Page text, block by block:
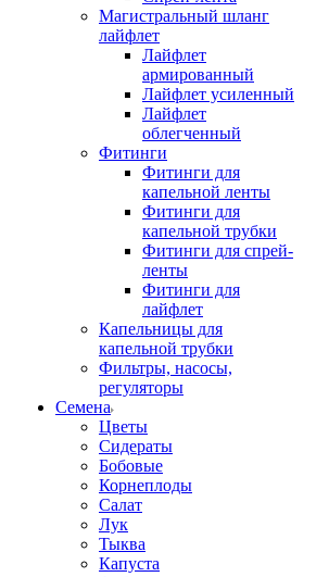
Магистральный шланг
лайфлет
Лайфлет
армированный
Лайфлет усиленный
Лайфлет
облегченный
Фитинги
Фитинги для
капельной ленты
Фитинги для
капельной трубки
Фитинги для спрей-
ленты
Фитинги для
лайфлет
Капельницы для
капельной трубки
Фильтры, насосы,
регуляторы
Семена
Цветы
Сидераты
Бобовые
Корнеплоды
Салат
Лук
Тыква
Капуста